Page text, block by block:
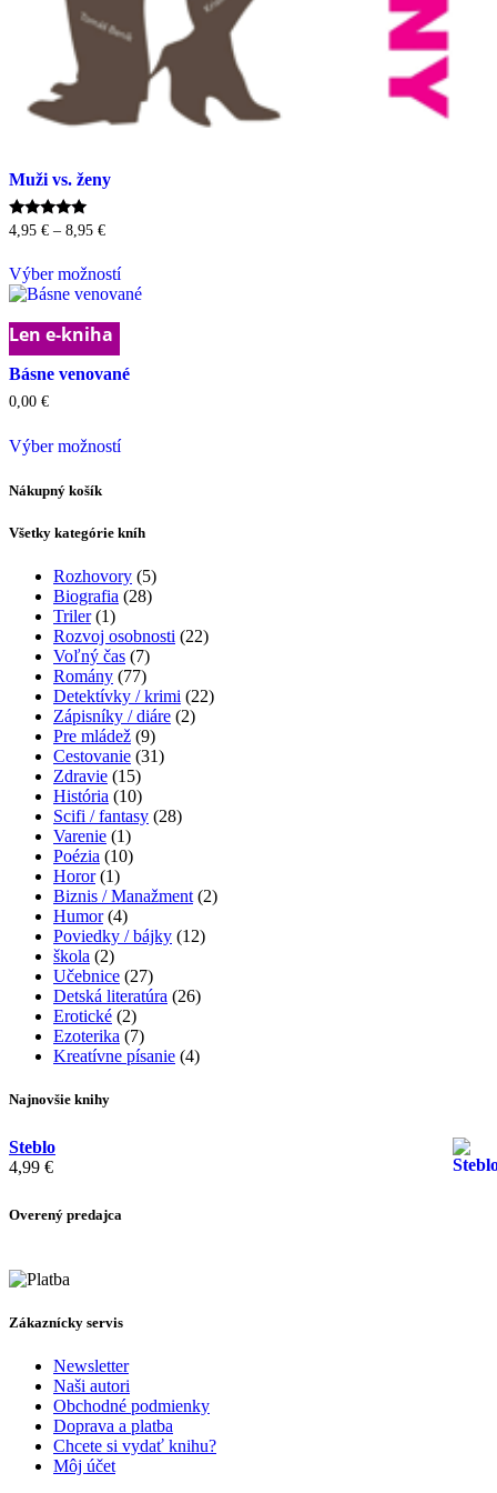
Muži vs. ženy
Hodnotenie
4.89
4,95 € – 8,95 €Price
4,95 €
through
8,95 €
Výber možnostíprodukt
má
si
na
stránke
Len e-kniha
Básne venované
0,00 €
Výber možnostíprodukt
Možnosti
môžete
vybrať
na
stránke
produktu.
Nákupný košík
Všetky kategórie kníh
Rozhovory (5)
Biografia (28)
Triler (1)
Rozvoj osobnosti (22)
Voľný čas (7)
Romány (77)
Detektívky / krimi (22)
Zápisníky / diáre (2)
Pre mládež (9)
Cestovanie (31)
Zdravie (15)
História (10)
Scifi / fantasy (28)
Varenie (1)
Poézia (10)
Horor (1)
Biznis / Manažment (2)
Humor (4)
Poviedky / bájky (12)
škola (2)
Učebnice (27)
Detská literatúra (26)
Erotické (2)
Ezoterika (7)
Kreatívne písanie (4)
Najnovšie knihy
Steblo
4,99 €
Overený predajca
Zákaznícky servis
Newsletter
Naši autori
Obchodné podmienky
Doprava a platba
Chcete si vydať knihu?
Môj účet